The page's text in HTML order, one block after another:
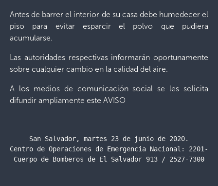
Antes de barrer el interior de su casa debe humedecer el
piso para evitar esparcir el polvo que pudiera
acumularse.
Las autoridades respectivas informarán oportunamente
sobre cualquier cambio en la calidad del aire.
A los medios de comunicación social se les solicita
difundir ampliamente este AVISO
San Salvador, martes 23 de junio de 2020.
Centro de Operaciones de Emergencia Nacional: 2201-
Cuerpo de Bomberos de El Salvador 913 / 2527-7300